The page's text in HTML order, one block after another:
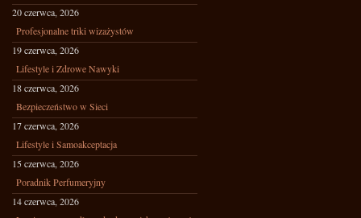
20 czerwca, 2026
Profesjonalne triki wizażystów
19 czerwca, 2026
Lifestyle i Zdrowe Nawyki
18 czerwca, 2026
Bezpieczeństwo w Sieci
17 czerwca, 2026
Lifestyle i Samoakceptacja
15 czerwca, 2026
Poradnik Perfumeryjny
14 czerwca, 2026